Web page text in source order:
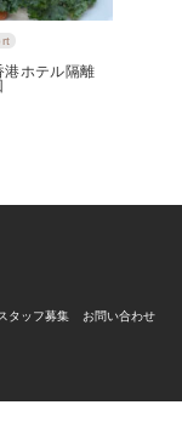
港ホテル隔離
タッフ募集 お問い合わせ